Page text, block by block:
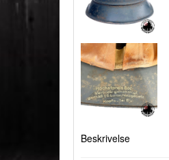
Beskrivelse